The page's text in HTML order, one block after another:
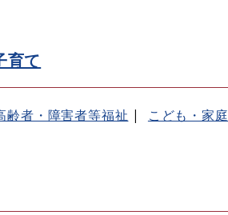
育て
齢者・障害者等福祉 こども・家庭